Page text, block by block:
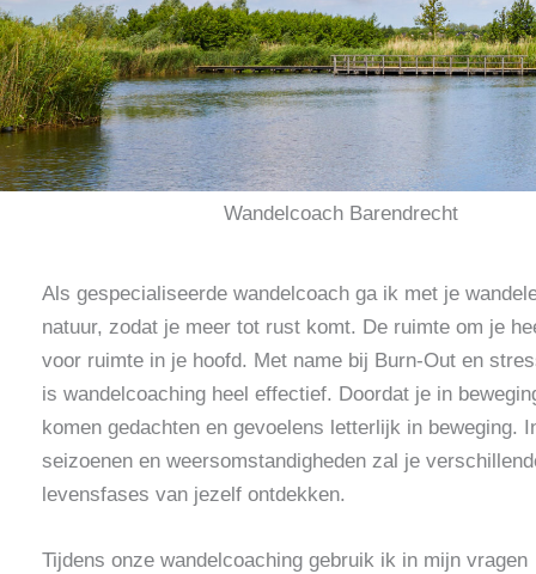
Wandelcoach Barendrecht
Als gespecialiseerde wandelcoach ga ik met je
natuur, zodat je meer tot rust komt. De ruimte om je
voor ruimte in je hoofd. Met name bij Burn-Out en
is wandelcoaching heel effectief. Doordat je in
komen gedachten en gevoelens letterlijk in beweging.
seizoenen en weersomstandigheden zal je
levensfases van jezelf ontdekken.
Tijdens onze wandelcoaching gebruik ik in mijn vragen